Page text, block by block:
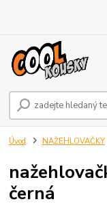
Úvod NAŽEHLOVAČKY
černá